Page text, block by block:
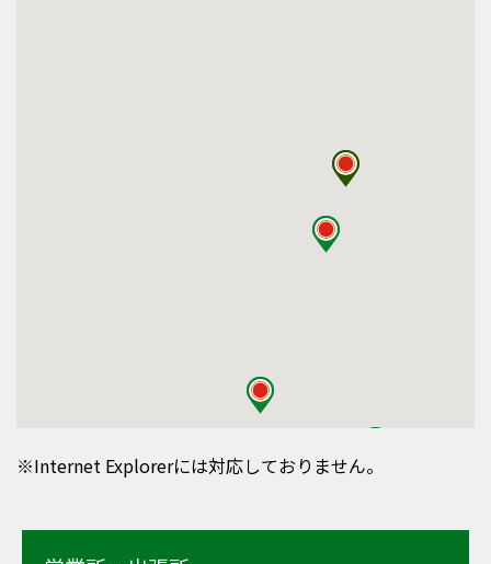
※Internet Explorerには対応しておりません。